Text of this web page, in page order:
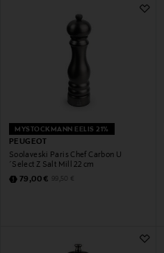
MYSTOCKMANN EELIS 21%
PEUGEOT
Soolaveski Paris Chef Carbon U
´Select Z Salt Mill 22 cm
Discounted Price
79,00 € Original Price
99,50 €